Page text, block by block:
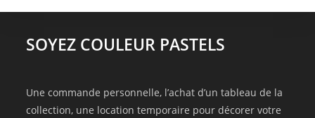
SOYEZ COULEUR PASTELS
Une commande personnelle, l’achat d’un tableau de la
collection, une location temporaire pour décorer votre